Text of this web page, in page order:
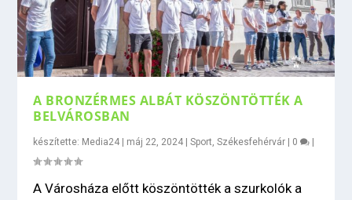
A BRONZÉRMES ALBÁT KÖSZÖNTÖTTÉK A
BELVÁROSBAN
készítette: Media24 máj 22, 2024 |Sport,Székesfehérvár 0
A Városháza előtt köszöntötték a szurkolók a